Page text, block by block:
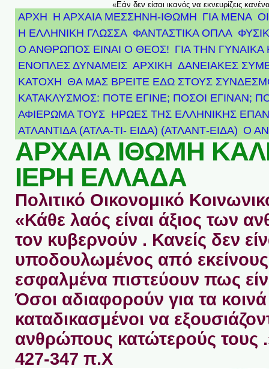
«Εάν δεν είσαι ικανός να εκνευρίζεις
ΑΡΧΗ Η ΑΡΧΑΙΑ ΜΕΣΣΗΝΗ-ΙΘΩΜΗ ΓΙΑ ΜΕΝΑ
Η ΕΛΛΗΝΙΚΗ ΓΛΩΣΣΑ ΦΑΝΤΑΣΤΙΚΑ ΟΠΛΑ
Ο ΑΝΘΡΩΠΟΣ ΕΙΝΑΙ Ο ΘΕΟΣ! ΓΙΑ ΤΗΝ ΓΥΝΑΙΚΑ
ΕΝΟΠΛΕΣ ΔΥΝΑΜΕΙΣ ΑΡΧΙΚΉ ΔΑΝΕΙΑΚΕΣ
ΚΑΤΟΧΗ ΘΑ ΜΑΣ ΒΡΕΙΤΕ ΕΔΩ ΣΤΟΥΣ
ΚΑΤΑΚΛΥΣΜΟΣ: ΠΟΤΕ ΕΓΙΝΕ; ΠΟΣΟΙ ΕΓΙΝΑΝ;
ΑΦΙΈΡΩΜΑ ΤΟΥΣ ΉΡΩΕΣ ΤΗΣ ΕΛΛΗΝΙΚΉΣ
ΑΤΛΑΝΤΊΔΑ (ΑΤΛΑ-ΤΙ- ΕΙΔΑ) (ΑΤΛΑΝΤ-ΕΙΔΑ) Ο
ΑΡΧΑΙΑ ΙΘΩΜΗ
ΙΕΡΗ ΕΛΛΑΔΑ
Πολιτικό Οικονομικό
«Κάθε λαός είναι άξιος των
τον κυβερνούν . Κανείς δεν
υποδουλωμένος από
εσφαλμένα πιστεύουν πως
Όσοι αδιαφορούν για τα κοινά
καταδικασμένοι να
ανθρώπους κατώτερούς τους
427-347 π.Χ